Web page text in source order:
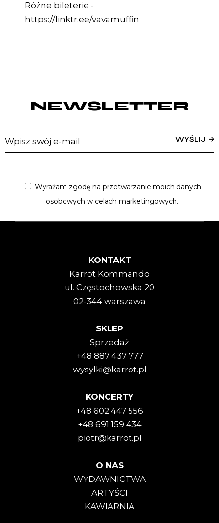
Różne bileterie -
https://linktr.ee/vavamuffin
NEWSLETTER
WYŚLIJ
Wyrażam zgodę na przetwarzanie moich danych
osobowych w celach marketingowych.
KONTAKT
Karrot Kommando
ul. Częstochowska 20
02-344 warszawa
SKLEP
Sprzedaż
+48 887 437 777
wysylki@karrot.pl
KONCERTY
+48 602 447 556
+48 691 159 434
piotr@karrot.pl
O NAS
WYDAWNICTWA
ARTYŚCI
KAWIARNIA